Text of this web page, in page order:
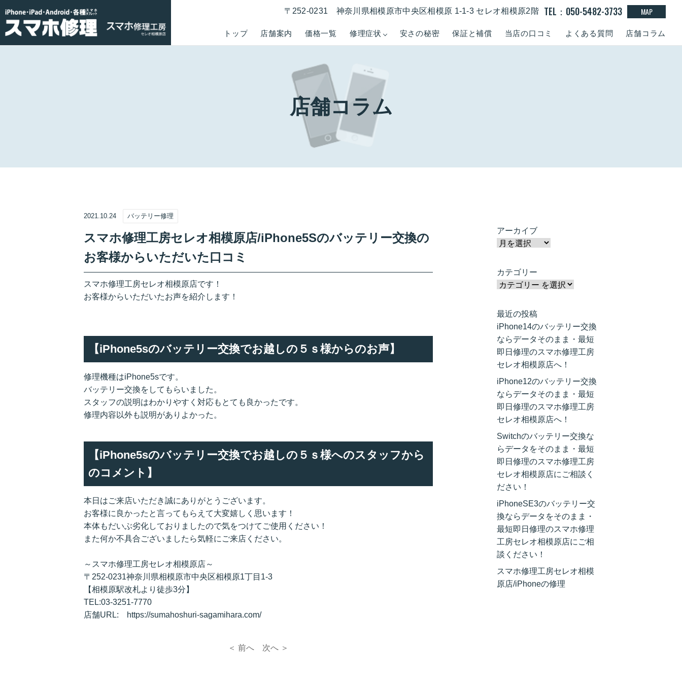
トップ 店舗案内 価格一覧 修理症状 安さの秘密 保証と補償 当店の口コミ よくある質問 店舗コラム
〒252-0231 神奈川県相模原市中央区相模原 1-1-3 セレオ相模原2階 TEL：050-5482-3733 MAP
店舗コラム
2021.10.24 バッテリー修理
スマホ修理工房セレオ相模原店/iPhone5Sのバッテリー交換の
お客様からいただいた口コミ
スマホ修理工房セレオ相模原店です！
お客様からいただいたお声を紹介します！
【iPhone5sのバッテリー交換でお越しの５ｓ様からのお声】
修理機種はiPhone5sです。
バッテリー交換をしてもらいました。
スタッフの説明はわかりやすく対応もとても良かったです。
修理内容以外も説明がありよかった。
【iPhone5sのバッテリー交換でお越しの５ｓ様へのスタッフから
のコメント】
本日はご来店いただき誠にありがとうございます。
お客様に良かったと言ってもらえて大変嬉しく思います！
本体もだいぶ劣化しておりましたので気をつけてご使用ください！
また何か不具合ございましたら気軽にご来店ください。
～スマホ修理工房セレオ相模原店～
〒252-0231神奈川県相模原市中央区相模原1丁目1-3
【相模原駅改札より徒歩3分】
TEL:03-3251-7770
店舗URL: https://sumahoshuri-sagamihara.com/
＜ 前へ 次へ ＞
アーカイブ
カテゴリー
最近の投稿
iPhone14のバッテリー交換
ならデータそのまま・最短
即日修理のスマホ修理工房
セレオ相模原店へ！
iPhone12のバッテリー交換
ならデータそのまま・最短
即日修理のスマホ修理工房
セレオ相模原店へ！
Switchのバッテリー交換な
らデータをそのまま・最短
即日修理のスマホ修理工房
セレオ相模原店にご相談く
ださい！
iPhoneSE3のバッテリー交
換ならデータをそのまま・
最短即日修理のスマホ修理
工房セレオ相模原店にご相
談ください！
スマホ修理工房セレオ相模
原店/iPhoneの修理